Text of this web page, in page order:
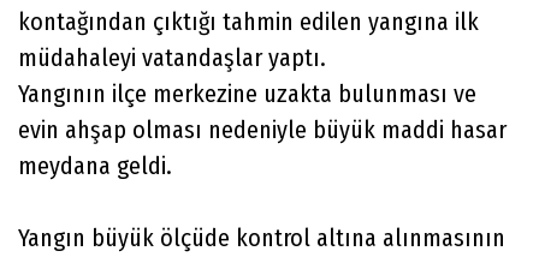
kontağından çıktığı tahmin edilen yangına ilk
müdahaleyi vatandaşlar yaptı.
Yangının ilçe merkezine uzakta bulunması ve
evin ahşap olması nedeniyle büyük maddi hasar
meydana geldi.
Yangın büyük ölçüde kontrol altına alınmasının